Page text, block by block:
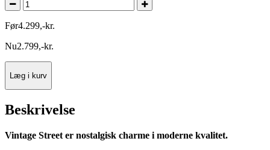
Før4.299,-kr.
Nu2.799,-kr.
Læg i kurv
Beskrivelse
Vintage Street er nostalgisk charme i moderne kvalitet.